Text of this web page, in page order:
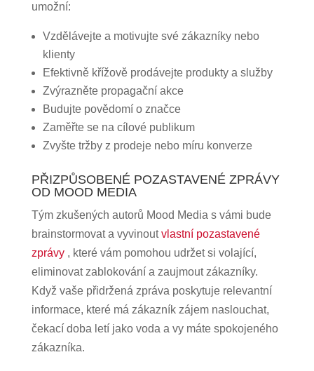
umožní:
Vzdělávejte a motivujte své zákazníky nebo
klienty
Efektivně křížově prodávejte produkty a služby
Zvýrazněte propagační akce
Budujte povědomí o značce
Zaměřte se na cílové publikum
Zvyšte tržby z prodeje nebo míru konverze
PŘIZPŮSOBENÉ POZASTAVENÉ ZPRÁVY
OD MOOD MEDIA
Tým zkušených autorů Mood Media s vámi bude
brainstormovat a vyvinoutvlastní pozastavené
zprávy, které vám pomohou udržet si volající,
eliminovat zablokování a zaujmout zákazníky.
Když vaše přidržená zpráva poskytuje relevantní
informace, které má zákazník zájem naslouchat,
čekací doba letí jako voda a vy máte spokojeného
zákazníka.